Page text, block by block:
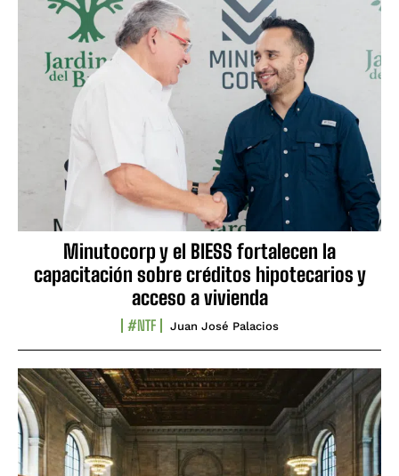
Minutocorp y el BIESS fortalecen la
capacitación sobre créditos hipotecarios y
acceso a vivienda
#NTF Juan José Palacios